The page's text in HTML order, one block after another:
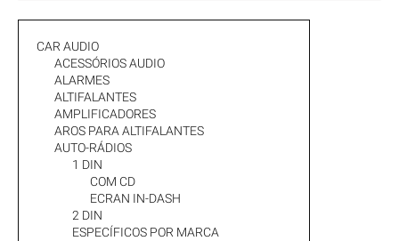
CAR AUDIO
ACESSÓRIOS AUDIO
ALARMES
ALTIFALANTES
AMPLIFICADORES
AROS PARA ALTIFALANTES
AUTO-RÁDIOS
1 DIN
COM CD
ECRAN IN-DASH
2 DIN
ESPECÍFICOS POR MARCA